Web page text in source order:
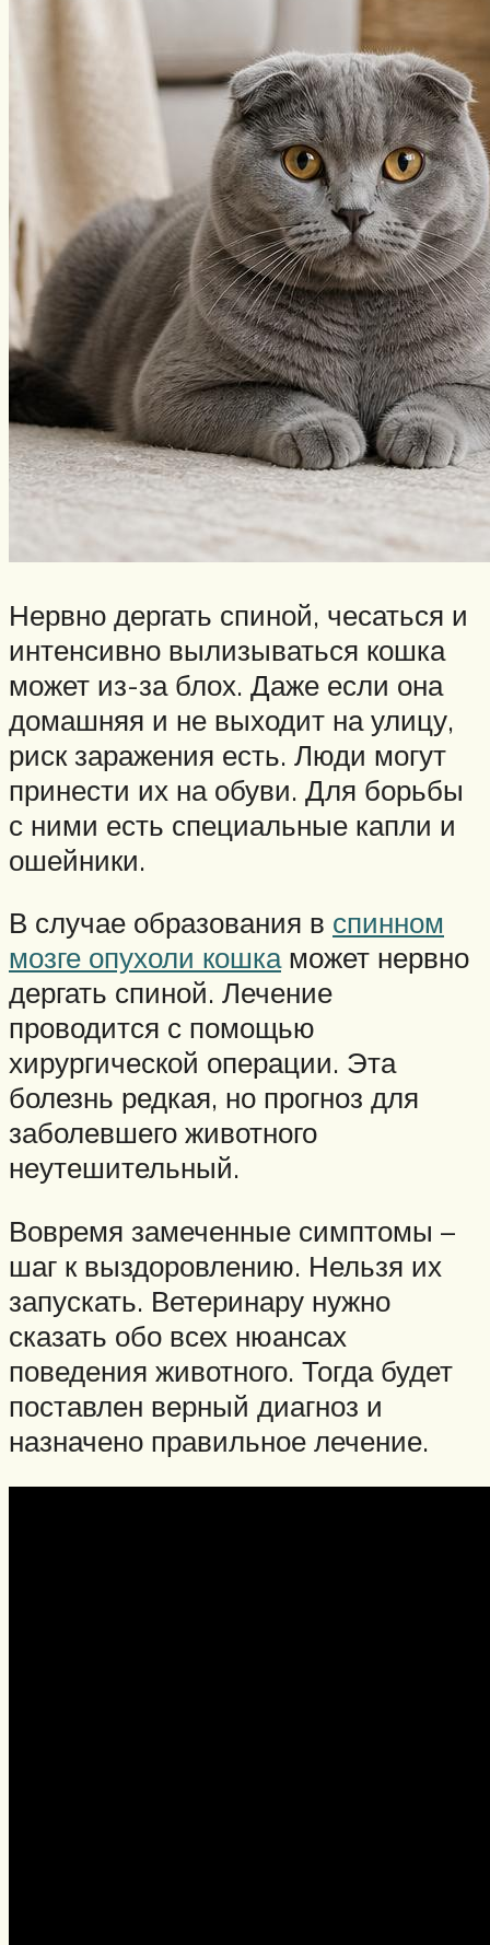
Нервно дергать спиной, чесаться и
интенсивно вылизываться кошка
может из-за блох. Даже если она
домашняя и не выходит на улицу,
риск заражения есть. Люди могут
принести их на обуви. Для борьбы
с ними есть специальные капли и
ошейники.
В случае образования в спинном
мозге опухоли кошкаможет нервно
дергать спиной. Лечение
проводится с помощью
хирургической операции. Эта
болезнь редкая, но прогноз для
заболевшего животного
неутешительный.
Вовремя замеченные симптомы –
шаг к выздоровлению. Нельзя их
запускать. Ветеринару нужно
сказать обо всех нюансах
поведения животного. Тогда будет
поставлен верный диагноз и
назначено правильное лечение.